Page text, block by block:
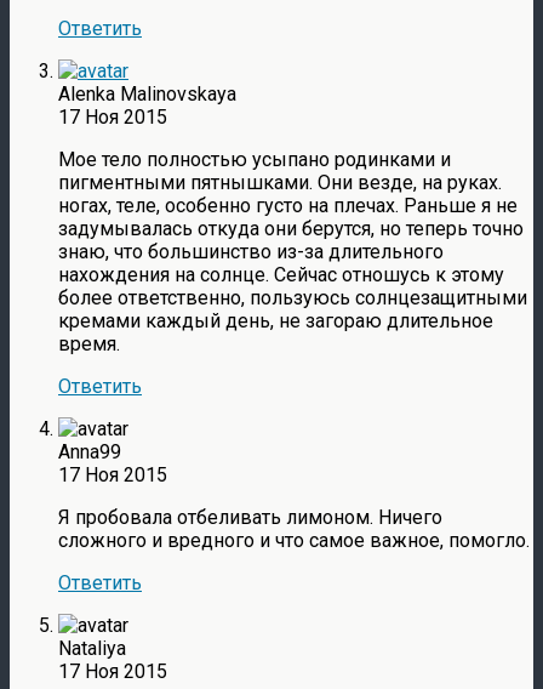
Ответить
Alenka Malinovskaya
17 Ноя 2015
Мое тело полностью усыпано родинками и
пигментными пятнышками. Они везде, на руках.
ногах, теле, особенно густо на плечах. Раньше я не
задумывалась откуда они берутся, но теперь точно
знаю, что большинство из-за длительного
нахождения на солнце. Сейчас отношусь к этому
более ответственно, пользуюсь солнцезащитными
кремами каждый день, не загораю длительное
время.
Ответить
Anna99
17 Ноя 2015
Я пробовала отбеливать лимоном. Ничего
сложного и вредного и что самое важное, помогло.
Ответить
Nataliya
17 Ноя 2015